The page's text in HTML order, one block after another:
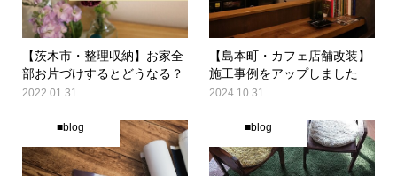
【茨木市・整理収納】お家全
部お片づけするとどうなる？
2022.01.31
【島本町・カフェ店舗改装】
施工事例をアップしました
2024.10.31
■blog ■blog